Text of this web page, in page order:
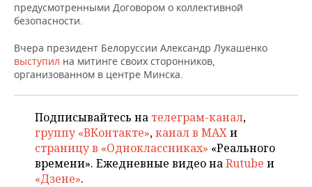
ИНВЕСТИЦИИ
НЕФТЕХИМИЯ
НЕФТЬ
ОПК
ЭНЕРГЕТИКА
НОВОСТИ БИЗНЕСА
РОЗНИЧНАЯ ТОРГОВЛЯ
ТРАНСПОРТ
ТЕХНОЛОГИИ
НОВОСТИ ТЕХНОЛОГИЙ
IT
ТЕЛЕКОММУНИКАЦИИ
МЕРОПРИЯТИЯ
НОВОСТИ МЕРОПРИЯТИЙ
БИЗНЕС-БРАНЧИ
ONLINE-КОНФЕРЕНЦИИ
СПОРТ
ФУТБОЛ
ХОККЕЙ
НОВОСТИ ОБЩЕСТВА
ВЛАСТЬ
ФОТОГАЛЕРЕЯ
СЮЖЕТЫ
предусмотренными Договором о коллективной
безопасности.
Вчера президент Белоруссии Александр Лукашенко
выступил на митинге своих сторонников,
организованном в центре Минска.
Подписывайтесь на телеграм-канал,
группу «ВКонтакте»,канал в MAXи
страницу в «Одноклассниках» «Реального
времени». Ежедневные видео наRutube и
«Дзене».